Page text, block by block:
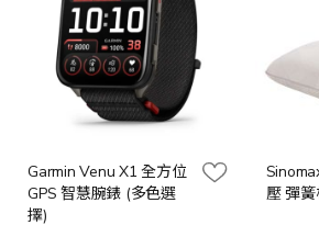
Garmin Venu X1 全方位
GPS 智慧腕錶 (多色選
擇)
壓 彈